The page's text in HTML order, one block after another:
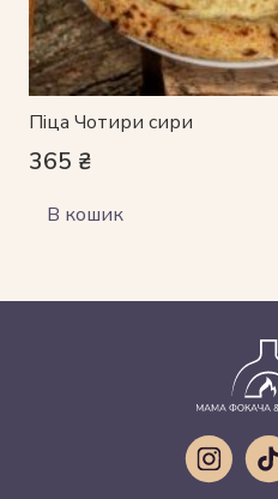
Піца Чотири сири
365 ₴
В кошик